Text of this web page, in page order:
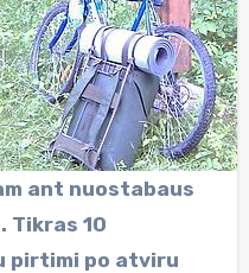
ant nuostabaus
Tikras 10
pirtimi po atviru